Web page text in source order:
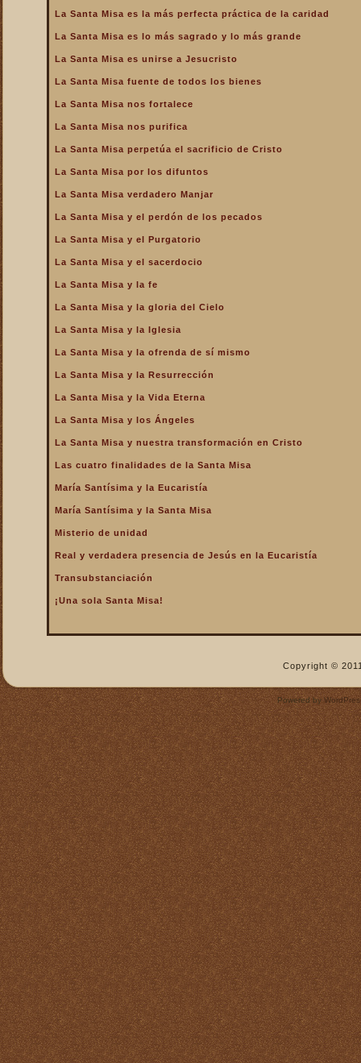
perfecta oración
La Santa Misa es la más
caridad
La Santa Misa es lo más
sagrado y lo más grande
La Santa Misa es medicina
La Santa Misa es unirse a
La Santa Misa escuela de
todos los bienes
La Santa Misa le da la
a cargar nuestra cruz
La Santa Misa nos fortalece
La Santa Misa nos libra del
infierno y nos da la
La Santa Misa nos purifica
sacrificio de Cristo
La Santa Misa por los
descanso
La Santa Misa verdadero
sobre la tierra
La Santa Misa y el Espíritu
Santo
La Santa Misa y el Martirio
La Santa Misa y el perdón
de los pecados
La Santa Misa y el
Purgatorio
La Santa Misa y el Reino
de Dios
La Santa Misa y el
sacerdocio
La Santa Misa y la cruz
La Santa Misa y la familia
La Santa Misa y la fe
La Santa Misa y la gloria
del Cielo
La Santa Misa y la Iglesia
La Santa Misa y la Justicia
Divina
La Santa Misa es la más perfecta práctica de la caridad
La Santa Misa es lo más sagrado y lo más grande
La Santa Misa es unirse a Jesucristo
La Santa Misa fuente de todos los bienes
La Santa Misa nos fortalece
La Santa Misa nos purifica
La Santa Misa perpetúa el sacrificio de Cristo
La Santa Misa por los difuntos
La Santa Misa verdadero Manjar
La Santa Misa y el perdón de los pecados
La Santa Misa y el Purgatorio
La Santa Misa y el sacerdocio
La Santa Misa y la fe
La Santa Misa y la gloria del Cielo
La Santa Misa y la Iglesia
La Santa Misa y la ofrenda de sí mismo
La Santa Misa y la Resurrección
La Santa Misa y la Vida Eterna
La Santa Misa y los Ángeles
La Santa Misa y nuestra transformación en Cristo
Las cuatro finalidades de la Santa Misa
María Santísima y la Eucaristía
María Santísima y la Santa Misa
Misterio de unidad
Real y verdadera presencia de Jesús en la Eucaristía
Transubstanciación
¡Una sola Santa Misa!
Copyright ©
Powered by